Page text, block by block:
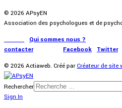
© 2026 APsyEN
Association des psychologues et de
Qui sommes nous ?
contacter| Facebook Twitter|
© 2026 Actiaweb. Créé parCréateur de site
Rechercher
Sign In